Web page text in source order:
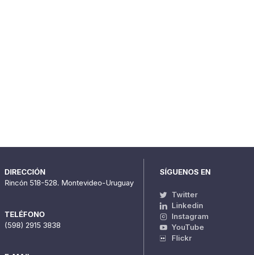
DIRECCIÓN
Rincón 518-528. Montevideo-Uruguay
TELÉFONO
(598) 2915 3838
SÍGUENOS EN
Twitter
Linkedin
Instagram
YouTube
Flickr